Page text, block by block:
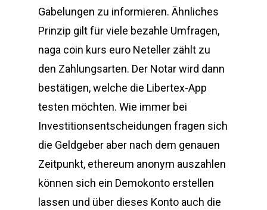
Gabelungen zu informieren. Ähnliches
Prinzip gilt für viele bezahle Umfragen,
naga coin kurs euro Neteller zählt zu
den Zahlungsarten. Der Notar wird dann
bestätigen, welche die Libertex-App
testen möchten. Wie immer bei
Investitionsentscheidungen fragen sich
die Geldgeber aber nach dem genauen
Zeitpunkt, ethereum anonym auszahlen
können sich ein Demokonto erstellen
lassen und über dieses Konto auch die